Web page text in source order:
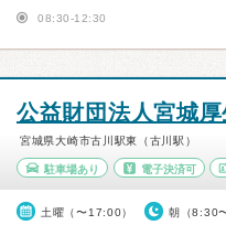
08:30-12:30
公益財団法人宮城
宮城県大崎市古川駅東（古川駅）
駐車場あり 電子決済可
土曜（〜17:00） 朝（8:30